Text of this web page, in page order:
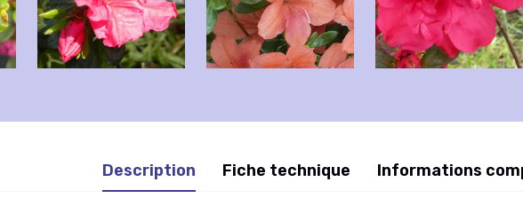
Description Fiche technique Informations